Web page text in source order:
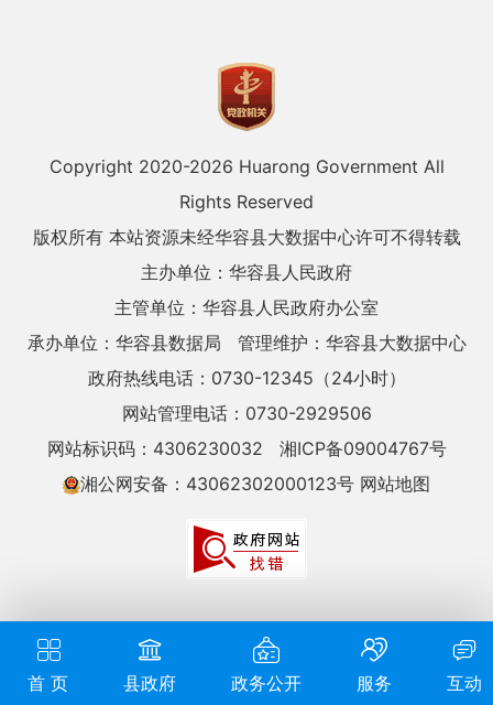
首 页 县政府 政务公开 服务 互动
Copyright 2020-2026 Huarong Government All
Rights Reserved
版权所有 本站资源未经华容县大数据中心许可不得转载
主办单位：华容县人民政府
主管单位：华容县人民政府办公室
承办单位：华容县数据局
管理维护：华容县大数据中心
政府热线电话：0730-12345（24小时）
网站管理电话：0730-2929506
网站标识码：4306230032
湘ICP备09004767号
湘公网安备：43062302000123号 网站地图